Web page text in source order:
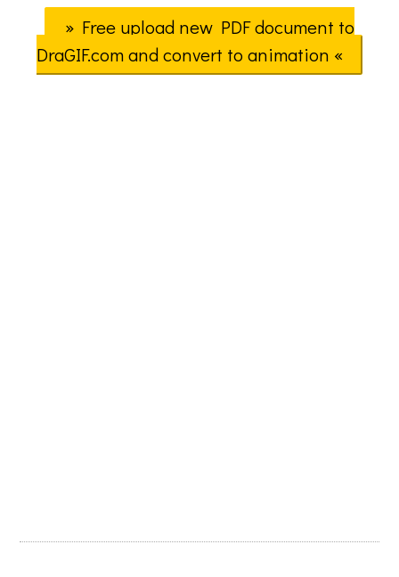
» Free upload new PDF document to
DraGIF.com and convert to animation «